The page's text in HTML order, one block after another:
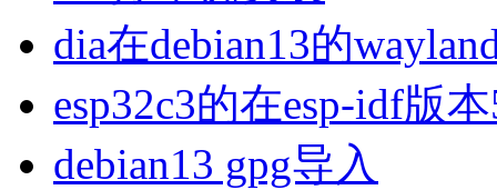
dia在debian13的
esp32c3的在esp-idf版
debian13 gpg导入